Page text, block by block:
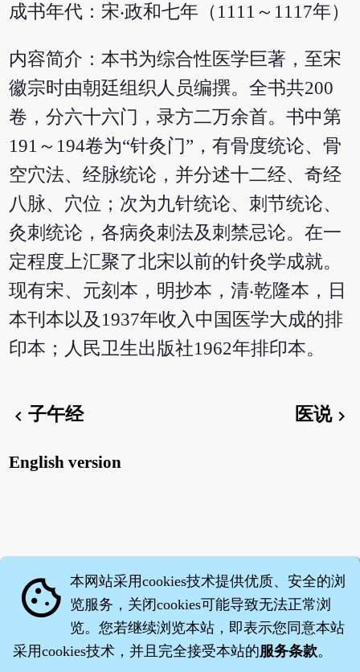
成书年代：宋‧政和七年（1111～1117年）
内容简介：本书为综合性医学巨著，至宋
徽宗时由朝廷组织人员编撰。全书共200
卷，分六十六门，录方二万余首。书中第
191～194卷为“针灸门”，有骨度统论、骨
空穴法、经脉统论，并分述十二经、奇经
八脉、穴位；次为九针统论、刺节统论、
灸刺统论，各病灸刺法及刺禁忌论。在一
定程度上汇聚了北宋以前的针灸学成就。
现有宋、元刻本，明抄本，清‧乾隆本，日
本刊本以及1937年收入中国医学大成的排
印本；人民卫生出版社1962年排印本。
chevron_left子午经 医说chevron_right
English version
cookie 本网站采用cookies技术提供优质、安全的浏
览服务，关闭cookies可能导致无法正常浏
览。您若继续浏览本站，即表示您同意本站
采用cookies技术，并且完全接受本站的服务条款。